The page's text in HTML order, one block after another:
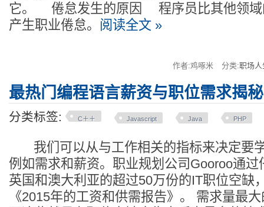
它。 倦怠发生的原因 程序员比其他领域
产生职业倦怠。 阅读全文 »
作者:鸡啄米 分类:职场人
最热门编程语言薪资与职位需求揭秘
分类标签: C＋＋ Javascript Java PHP
我们可以从与工作相关的指标来决定要学
例如需求和薪资。职业规划公司Gooroo通过
英国和澳大利亚的超过50万份的IT职位空缺
《2015年的工资和供需报告》。 需求量